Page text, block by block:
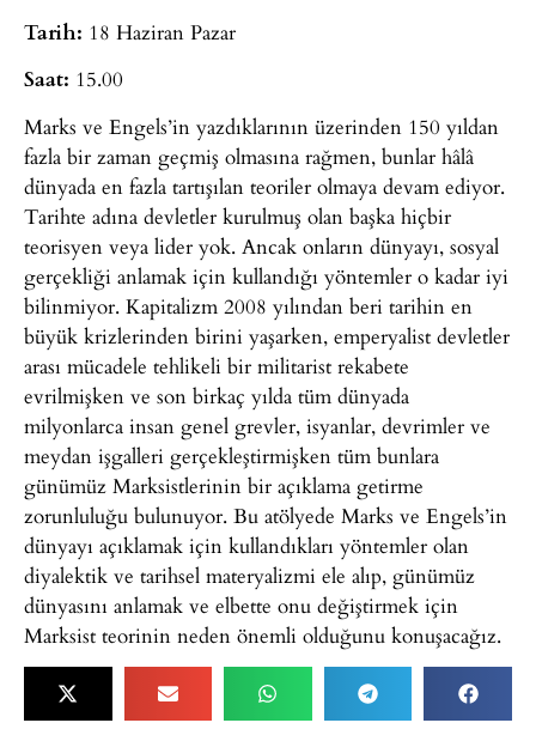
Tarih: 18 Haziran Pazar
Saat: 15.00
Marks ve Engels’in yazdıklarının üzerinden 150 yıldan
fazla bir zaman geçmiş olmasına rağmen, bunlar hâlâ
dünyada en fazla tartışılan teoriler olmaya devam ediyor.
Tarihte adına devletler kurulmuş olan başka hiçbir
teorisyen veya lider yok. Ancak onların dünyayı, sosyal
gerçekliği anlamak için kullandığı yöntemler o kadar iyi
bilinmiyor. Kapitalizm 2008 yılından beri tarihin en
büyük krizlerinden birini yaşarken, emperyalist devletler
arası mücadele tehlikeli bir militarist rekabete
evrilmişken ve son birkaç yılda tüm dünyada
milyonlarca insan genel grevler, isyanlar, devrimler ve
meydan işgalleri gerçekleştirmişken tüm bunlara
günümüz Marksistlerinin bir açıklama getirme
zorunluluğu bulunuyor. Bu atölyede Marks ve Engels’in
dünyayı açıklamak için kullandıkları yöntemler olan
diyalektik ve tarihsel materyalizmi ele alıp, günümüz
dünyasını anlamak ve elbette onu değiştirmek için
Marksist teorinin neden önemli olduğunu konuşacağız.